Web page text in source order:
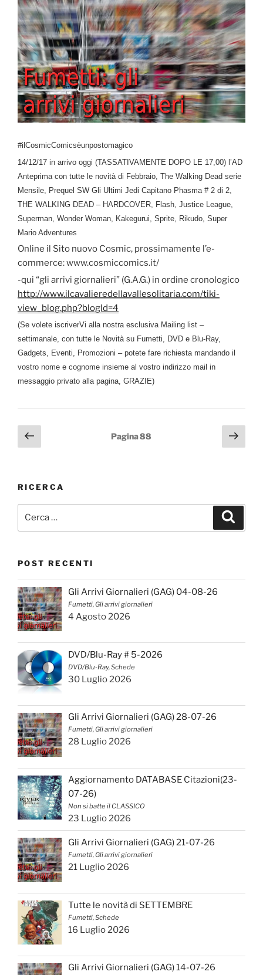
#ilCosmicComicsèunpostomagico
14/12/17 in arrivo oggi (TASSATIVAMENTE DOPO LE 17,00) l’AD
Anteprima con tutte le novità di Febbraio, The Walking Dead serie
Mensile, Prequel SW Gli Ultimi Jedi Capitano Phasma # 2 di 2,
THE WALKING DEAD – HARDCOVER, Flash, Justice League,
Superman, Wonder Woman, Kakegurui, Sprite, Rikudo, Super
Mario Adventures
Online il Sito nuovo Cosmic, prossimamente l’e-
commerce: www.cosmiccomics.it/
-qui “gli arrivi giornalieri” (G.A.G.) in ordine cronologico
http://www.ilcavalieredellavallesolitaria.com/tiki-
view_blog.php?blogId=4
(Se volete iscriverVi alla nostra esclusiva Mailing list –
settimanale, con tutte le Novità su Fumetti, DVD e Blu-Ray,
Gadgets, Eventi, Promozioni – potete fare richiesta mandando il
vostro nome e cognome insieme al vostro indirizzo mail in
messaggio privato alla pagina, GRAZIE)
Paginazione
degli
Pagina
precedente
Pagina88
RICERCA
POST RECENTI
Gli Arrivi Giornalieri (GAG) 04-08-26
Fumetti, Gli arrivi giornalieri
4 Agosto 2026
DVD/Blu-Ray # 5-2026
DVD/Blu-Ray, Schede
30 Luglio 2026
Gli Arrivi Giornalieri (GAG) 28-07-26
Fumetti, Gli arrivi giornalieri
28 Luglio 2026
Aggiornamento DATABASE Citazioni(23-
07-26)
Non si batte il CLASSICO
23 Luglio 2026
Gli Arrivi Giornalieri (GAG) 21-07-26
Fumetti, Gli arrivi giornalieri
21 Luglio 2026
Tutte le novità di SETTEMBRE
Fumetti, Schede
16 Luglio 2026
Gli Arrivi Giornalieri (GAG) 14-07-26